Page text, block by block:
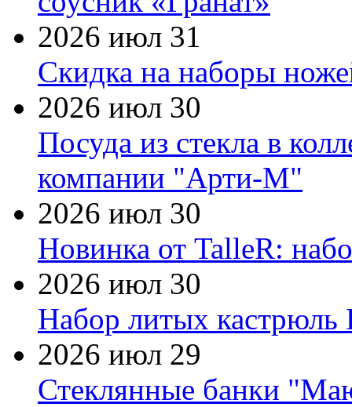
2026 июл 31
Скидка на наборы
2026 июл 30
Посуда из стекла в
компании "Арти-М"
2026 июл 30
Новинка от TalleR:
2026 июл 30
Набор литых кастрюль
2026 июл 29
Стеклянные банки